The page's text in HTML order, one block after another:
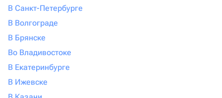
В Санкт-Петербурге
В Волгограде
В Брянске
Во Владивостоке
В Екатеринбурге
В Ижевске